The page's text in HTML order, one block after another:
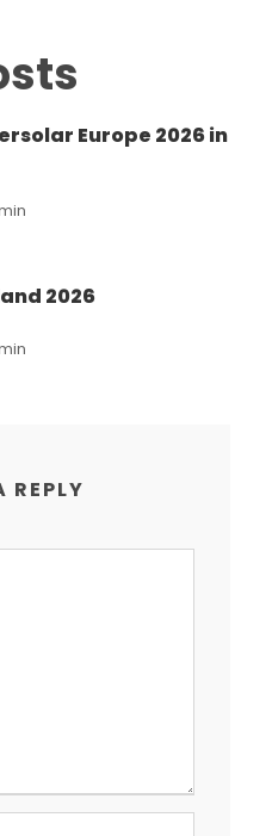
Europe 2026 in
2026
REPLY